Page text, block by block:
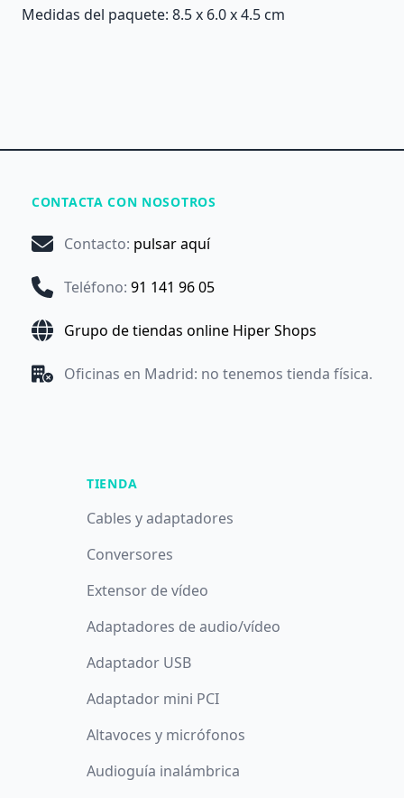
Medidas del paquete: 8.5 x 6.0 x 4.5 cm
CONTACTA CON NOSOTROS
Contacto: pulsar aquí
Teléfono: 91 141 96 05
Grupo de tiendas online Hiper Shops
Oficinas en Madrid: no tenemos tienda física.
TIENDA
Cables y adaptadores
Conversores
Extensor de vídeo
Adaptadores de audio/vídeo
Adaptador USB
Adaptador mini PCI
Altavoces y micrófonos
Audioguía inalámbrica